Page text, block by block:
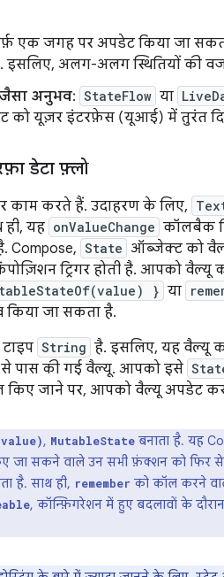
एक जगह पर अपडेट किया जा
इसलिए, अलग-अलग स्थितियों की
अनुभव: StateFlow या
को यूज़र इंटरफ़ेस (यूआई) में तुरंत
डेटा फ़्लो
करते हैं. उदाहरण के लिए,
ही, यह onValueChange कॉलबैक
Compose, State ऑब्जेक्ट को
ट्रिगर होती है. आपको
} या
किया जा सकता है.
String है. इसलिए, यह वैल्यू
से पास की गई वैल्यू. आपको इसे
किए जाने पर, आपको वैल्यू अपडेट
, MutableState बनाता है. यह
जा सकने वाले उन सभी फ़ंक्शन को फिर
है. साथ ही, remember को कॉल करने
, कॉन्फ़िगरेशन में हुए बदलावों के